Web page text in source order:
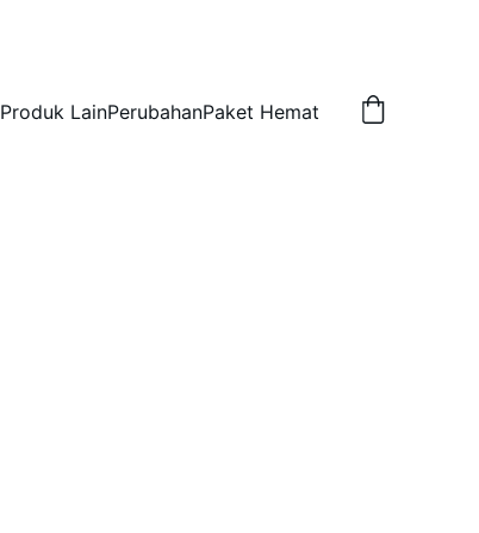
Produk LainPerubahanPaket Hemat